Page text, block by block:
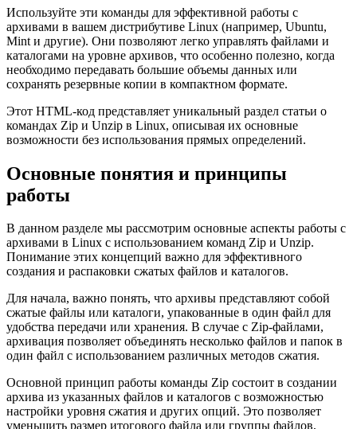
Используйте эти команды для эффективной работы с
архивами в вашем дистрибутиве Linux (например, Ubuntu,
Mint и другие). Они позволяют легко управлять файлами и
каталогами на уровне архивов, что особенно полезно, когда
необходимо передавать большие объемы данных или
сохранять резервные копии в компактном формате.
Этот HTML-код представляет уникальный раздел статьи о
командах Zip и Unzip в Linux, описывая их основные
возможности без использования прямых определений.
Основные понятия и принципы
работы
В данном разделе мы рассмотрим основные аспекты работы с
архивами в Linux с использованием команд Zip и Unzip.
Понимание этих концепций важно для эффективного
создания и распаковки сжатых файлов и каталогов.
Для начала, важно понять, что архивы представляют собой
сжатые файлы или каталоги, упакованные в один файл для
удобства передачи или хранения. В случае с Zip-файлами,
архивация позволяет объединять несколько файлов и папок в
один файл с использованием различных методов сжатия.
Основной принцип работы команды Zip состоит в создании
архива из указанных файлов и каталогов с возможностью
настройки уровня сжатия и других опций. Это позволяет
уменьшить размер итогового файла или группы файлов,